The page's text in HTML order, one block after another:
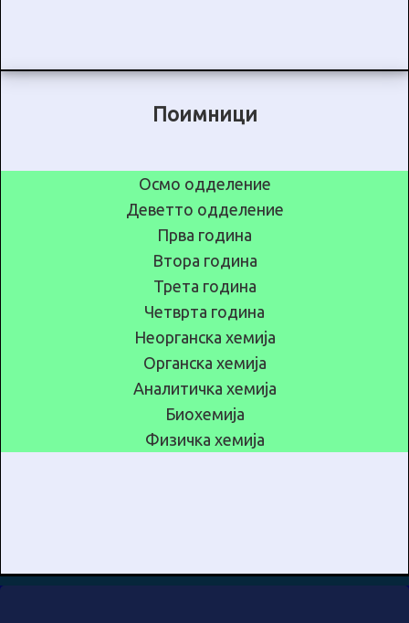
Поимници
Осмо одделение
Деветто одделение
Прва година
Втора година
Трета година
Четврта година
Неорганска хемија
Органска хемија
Аналитичка хемија
Биохемија
Физичка хемија